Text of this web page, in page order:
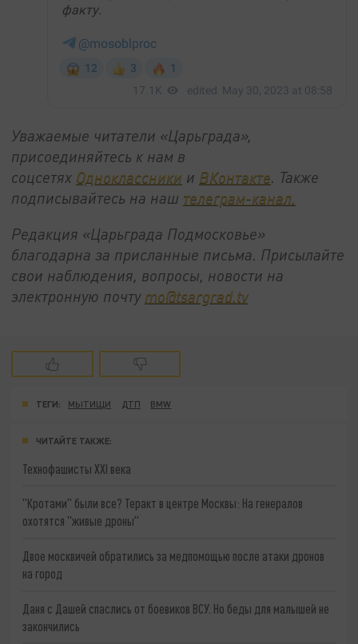
Уважаемые читатели «Царьграда»,
присоединяйтесь к нам в
соцсетях Одноклассники и ВКонтакте . Также
подписывайтесь на наш телеграм-канал.
Редакция «Царьграда Подмосковье»
благодарна за присланные письма. Присылайте
свои наблюдения, вопросы, новости на
электронную почту mo@tsargrad.tv
ТЕГИ: МЫТИЩИ ДТП BMW
ЧИТАЙТЕ ТАКЖЕ:
Технофашисты XXI века
"Кротами" были все? Теракт в центре Москвы: На генералов
охотятся "живые дроны"
Двое москвичей обратились за медпомощью после атаки дронов
на город
Даня с Дашей спаслись от боевиков ВСУ. Но беды для малышей не
закончились